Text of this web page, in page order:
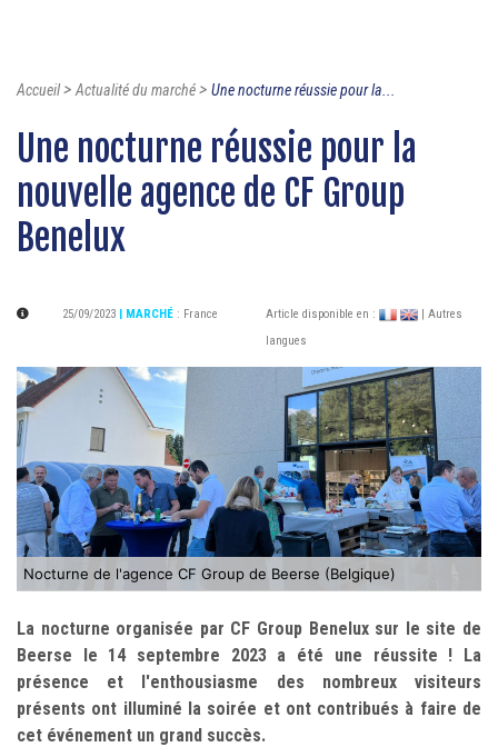
Accueil>Actualité du marché> Une nocturne réussie pour la...
Une nocturne réussie pour la
nouvelle agence de CF Group
Benelux
25/09/2023 | MARCHÉ : France Article disponible en :
| Autres
langues
Nocturne de l'agence CF Group de Beerse (Belgique)
La nocturne organisée par CF Group Benelux sur le site de
Beerse le 14 septembre 2023 a été une réussite ! La
présence et l'enthousiasme des nombreux visiteurs
présents ont illuminé la soirée et ont contribués à faire de
cet événement un grand succès.